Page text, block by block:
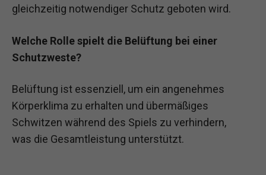
gleichzeitig notwendiger Schutz geboten wird.
Welche Rolle spielt die Belüftung bei einer
Schutzweste?
Belüftung ist essenziell, um ein angenehmes
Körperklima zu erhalten und übermäßiges
Schwitzen während des Spiels zu verhindern,
was die Gesamtleistung unterstützt.